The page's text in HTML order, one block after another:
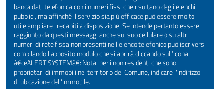
banca dati telefonica con i numeri fissi che risultano dagli elenchi
pubblici, ma affinché il servizio sia più efficace può essere molto
utile ampliare i recapiti a disposizione. Se intende pertanto essere
raggiunto da questi messaggi anche sul suo cellulare o su altri
numeri di rete fissa non presenti nell’elenco telefonico può iscriversi
compilando l'apposito modulo che si aprirà cliccando sull’icona
â€œALERT SYSTEMâ€: Nota: per i non residenti che sono
proprietari di immobili nel territorio del Comune, indicare l'indirizzo
di ubicazione dell'immobile.